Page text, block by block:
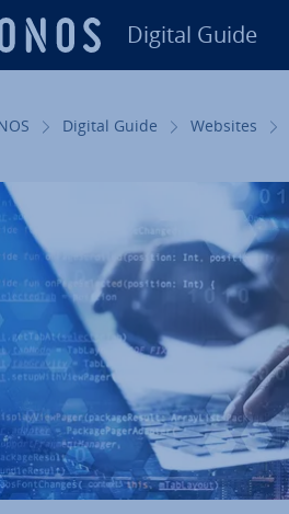
Digital Guide
Digital Guide Websites